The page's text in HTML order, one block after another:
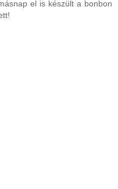
el is készült a bonbon